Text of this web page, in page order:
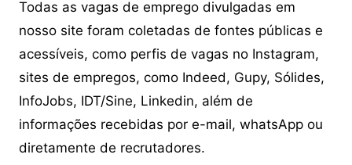
Todas as vagas de emprego divulgadas em
nosso site foram coletadas de fontes públicas e
acessíveis, como perfis de vagas no Instagram,
sites de empregos, como Indeed, Gupy, Sólides,
InfoJobs, IDT/Sine, Linkedin, além de
informações recebidas por e-mail, whatsApp ou
diretamente de recrutadores.